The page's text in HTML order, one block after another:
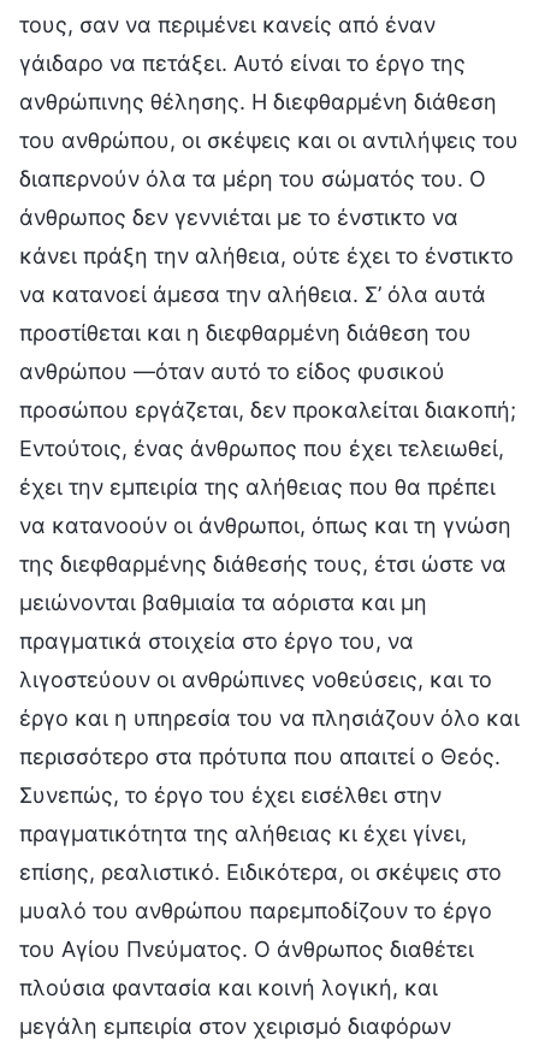
τους, σαν να περιμένει κανείς από έναν
γάιδαρο να πετάξει. Αυτό είναι το έργο της
ανθρώπινης θέλησης. Η διεφθαρμένη διάθεση
του ανθρώπου, οι σκέψεις και οι αντιλήψεις του
διαπερνούν όλα τα μέρη του σώματός του. Ο
άνθρωπος δεν γεννιέται με το ένστικτο να
κάνει πράξη την αλήθεια, ούτε έχει το ένστικτο
να κατανοεί άμεσα την αλήθεια. Σ’ όλα αυτά
προστίθεται και η διεφθαρμένη διάθεση του
ανθρώπου —όταν αυτό το είδος φυσικού
προσώπου εργάζεται, δεν προκαλείται διακοπή;
Εντούτοις, ένας άνθρωπος που έχει τελειωθεί,
έχει την εμπειρία της αλήθειας που θα πρέπει
να κατανοούν οι άνθρωποι, όπως και τη γνώση
της διεφθαρμένης διάθεσής τους, έτσι ώστε να
μειώνονται βαθμιαία τα αόριστα και μη
πραγματικά στοιχεία στο έργο του, να
λιγοστεύουν οι ανθρώπινες νοθεύσεις, και το
έργο και η υπηρεσία του να πλησιάζουν όλο και
περισσότερο στα πρότυπα που απαιτεί ο Θεός.
Συνεπώς, το έργο του έχει εισέλθει στην
πραγματικότητα της αλήθειας κι έχει γίνει,
επίσης, ρεαλιστικό. Ειδικότερα, οι σκέψεις στο
μυαλό του ανθρώπου παρεμποδίζουν το έργο
του Αγίου Πνεύματος. Ο άνθρωπος διαθέτει
πλούσια φαντασία και κοινή λογική, και
μεγάλη εμπειρία στον χειρισμό διαφόρων